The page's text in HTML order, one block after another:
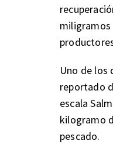
miligramos
Uno de los
reportado
escala
kilogramo
pescado.